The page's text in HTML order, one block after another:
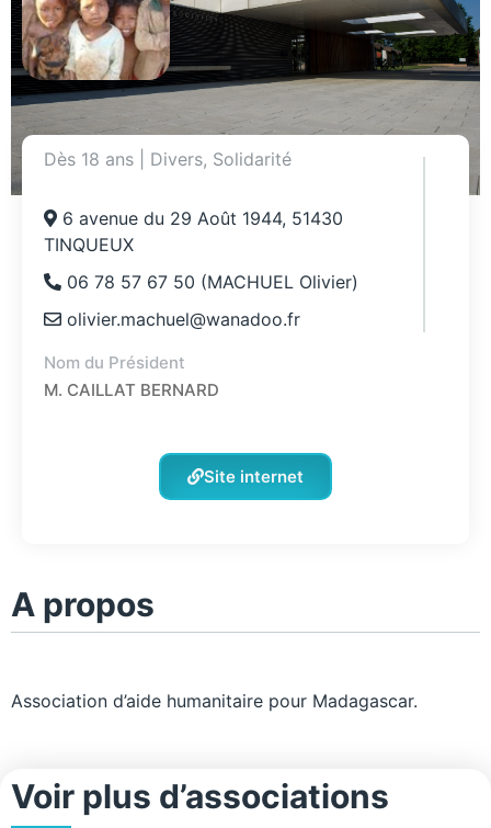
Dès 18 ans Divers, Solidarité
6 avenue du 29 Août 1944, 51430
TINQUEUX
06 78 57 67 50 (MACHUEL Olivier)
olivier.machuel@wanadoo.fr
Nom du Président
M. CAILLAT BERNARD
Site internet
A propos
Association d’aide humanitaire pour Madagascar.
Voir plus d’associations